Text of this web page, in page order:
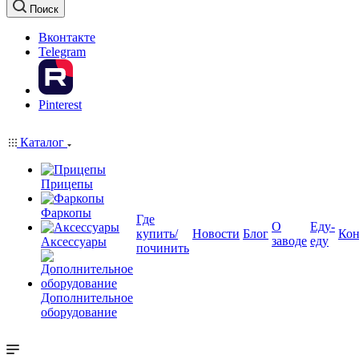
Поиск
Вконтакте
Telegram
Pinterest
Каталог
Прицепы
Фаркопы
Аксессуары
Дополнительное
оборудование
Где
купить/
починить
Новости Блог
О
заводе
Еду-
еду